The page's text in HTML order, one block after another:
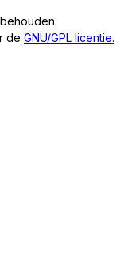
de GNU/GPL licentie.